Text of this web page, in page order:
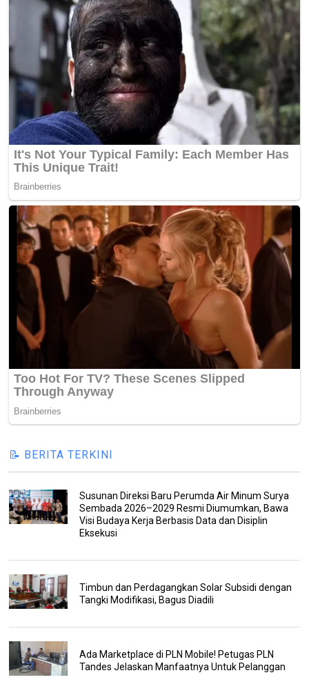
📝 BERITA TERKINI
Susunan Direksi Baru Perumda Air Minum Surya
Sembada 2026–2029 Resmi Diumumkan, Bawa
Visi Budaya Kerja Berbasis Data dan Disiplin
Eksekusi
Timbun dan Perdagangkan Solar Subsidi dengan
Tangki Modifikasi, Bagus Diadili
Ada Marketplace di PLN Mobile! Petugas PLN
Tandes Jelaskan Manfaatnya Untuk Pelanggan